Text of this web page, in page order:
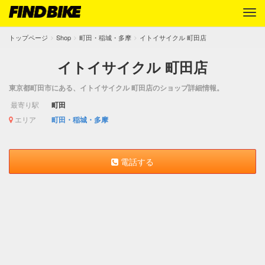
トップページ Shop 町田・稲城・多摩 イトイサイクル 町田店
イトイサイクル 町田店
東京都町田市にある、イトイサイクル 町田店のショップ詳細情報。
最寄り駅 町田
エリア 町田・稲城・多摩
電話する